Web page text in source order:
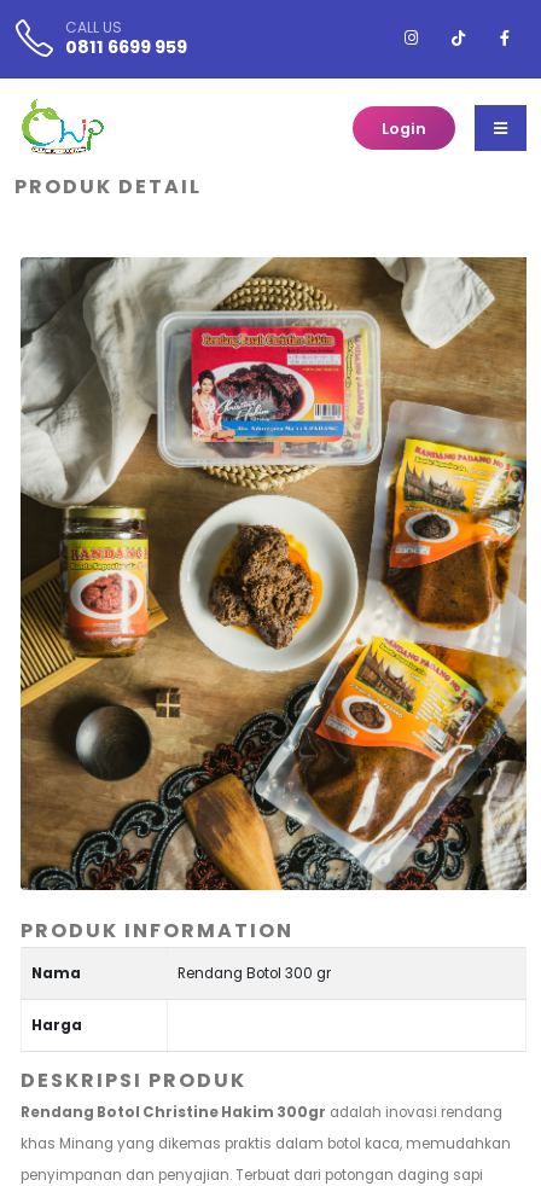
CALL US
0811 6699 959
Login
PRODUK DETAIL
PRODUK INFORMATION
Nama Rendang Botol 300 gr
Harga
DESKRIPSI PRODUK
Rendang Botol Christine Hakim 300gr adalah inovasi rendang
khas Minang yang dikemas praktis dalam botol kaca, memudahkan
penyimpanan dan penyajian. Terbuat dari potongan daging sapi